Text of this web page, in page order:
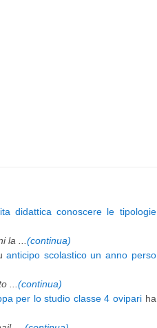
didattica conoscere le tipologie
la ... (continua)
anticipo scolastico un anno perso
... (continua)
per lo studio classe 4 ovipariha